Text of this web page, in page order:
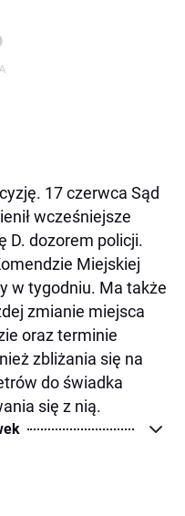
17 czerwca Sąd
wcześniejsze
D. dozorem policji.
Miejskiej
w tygodniu. Ma także
zmianie miejsca
oraz terminie
zbliżania się na
do świadka
się z nią.